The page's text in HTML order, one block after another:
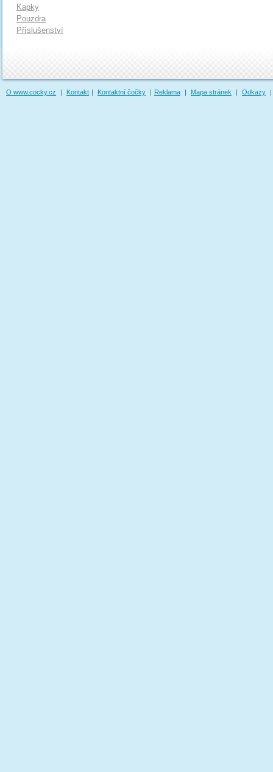
Kapky
Pouzdra
Příslušenství
O www.cocky.cz | Kontakt | Kontaktní čočky | Reklama | Mapa stránek | Odkazy |